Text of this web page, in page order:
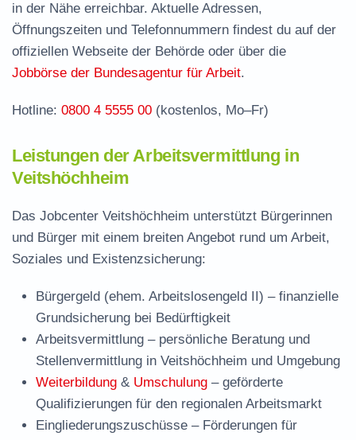
Veitshöchheim
Häufige Fragen rund ums Jobcenter
in der Nähe erreichbar. Aktuelle Adressen,
Öffnungszeiten und Telefonnummern findest du auf der
offiziellen Webseite der Behörde oder über die
Jobbörse der Bundesagentur für Arbeit.
Hotline: 0800 4 5555 00 (kostenlos, Mo–Fr)
Leistungen der Arbeitsvermittlung in
Veitshöchheim
Das Jobcenter Veitshöchheim unterstützt Bürgerinnen
und Bürger mit einem breiten Angebot rund um Arbeit,
Soziales und Existenzsicherung:
Bürgergeld (ehem. Arbeitslosengeld II) – finanzielle
Grundsicherung bei Bedürftigkeit
Arbeitsvermittlung – persönliche Beratung und
Stellenvermittlung in Veitshöchheim und Umgebung
Weiterbildung & Umschulung – geförderte
Qualifizierungen für den regionalen Arbeitsmarkt
Eingliederungszuschüsse – Förderungen für